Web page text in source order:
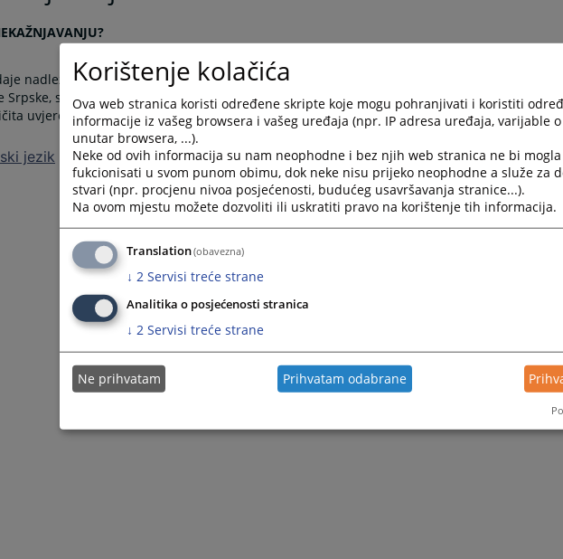
nadležni policiski organ na osnovu službenih evidencija u skladu sa Zakonom o
sto se često poistovjećuje sa izdavanjem uvjerenja o nevođenju krivičnog
uvjerenja.
jezik
Korištenje kolačića
Ova web stranica koristi određene skripte koje mogu pohranjivati i koristiti
informacije iz vašeg browsera i vašeg uređaja (npr. IP adresa uređaja, varijable
unutar browsera, ...).
Neke od ovih informacija su nam neophodne i bez njih web stranica ne bi mogla
fukcionisati u svom punom obimu, dok neke nisu prijeko neophodne a služe za
stvari (npr. procjenu nivoa posjećenosti, budućeg usavršavanja stranice...).
Na ovom mjestu možete dozvoliti ili uskratiti pravo na korištenje tih informacija.
Translation(obavezna)
↓ 2 Servisi treće strane
Analitika o posjećenosti stranica
↓ 2 Servisi treće strane
Ne prihvatam Prihvatam odabrane